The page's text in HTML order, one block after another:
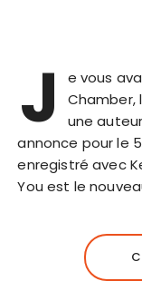
J
e vous
Chamber,
une
annonce pour le
enregistré avec
You est le